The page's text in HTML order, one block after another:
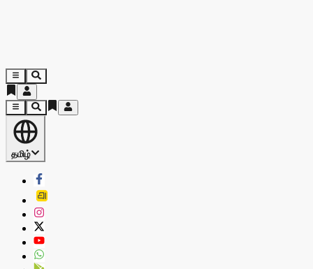
தமிழ்